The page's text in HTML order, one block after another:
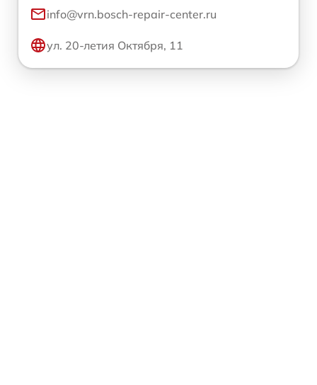
info@vrn.bosch-repair-center.ru
ул. 20-летия Октября, 11